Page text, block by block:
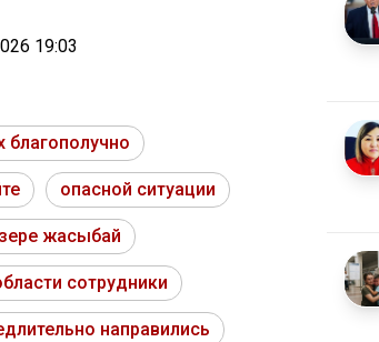
19:03
опасной ситуации
жасыбай
сотрудники
направились